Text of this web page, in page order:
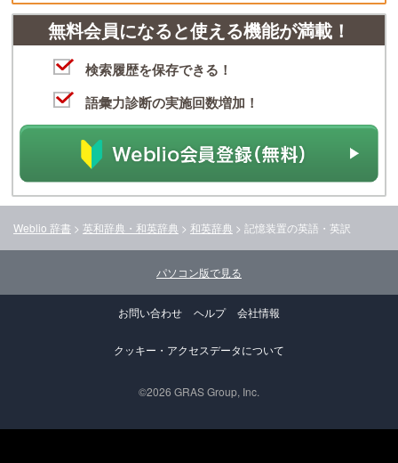
無料会員になると使える機能が満載！
検索履歴を保存できる！
語彙力診断の実施回数増加！
Weblio 辞書 > 英和辞典・和英辞典 > 和英辞典 > 記憶装置の英語・英訳
パソコン版で見る
お問い合わせ ヘルプ 会社情報
クッキー・アクセスデータについて
©2026 GRAS Group, Inc.